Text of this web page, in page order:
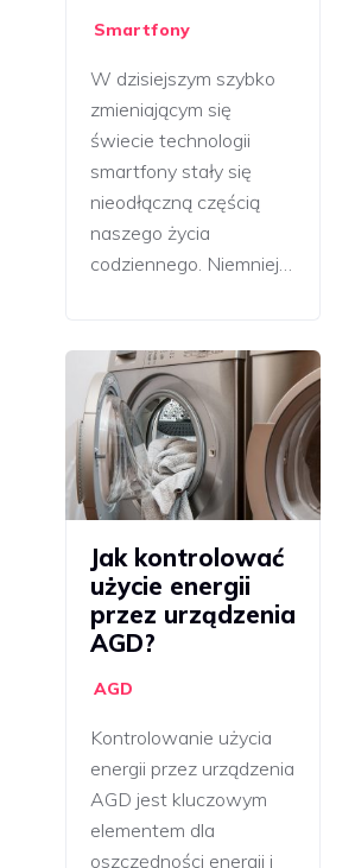
Smartfony
W dzisiejszym szybko
zmieniającym się
świecie technologii
smartfony stały się
nieodłączną częścią
naszego życia
codziennego. Niemniej…
Jak kontrolować
użycie energii
przez urządzenia
AGD?
AGD
Kontrolowanie użycia
energii przez urządzenia
AGD jest kluczowym
elementem dla
oszczędności energii i